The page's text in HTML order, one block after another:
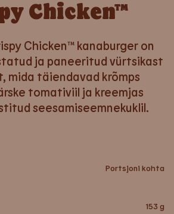
Chicken™
Chicken™ kanaburger on
ja paneeritud vürtsikast
mida täiendavad krõmps
tomativiil ja kreemjas
seesamiseemnekuklil.
Portsjoni kohta
153 g